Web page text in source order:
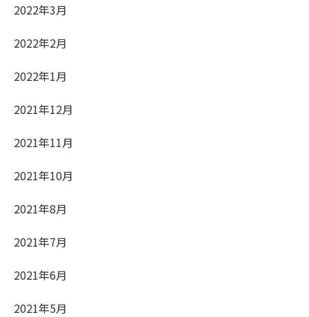
2022年3月
2022年2月
2022年1月
2021年12月
2021年11月
2021年10月
2021年8月
2021年7月
2021年6月
2021年5月